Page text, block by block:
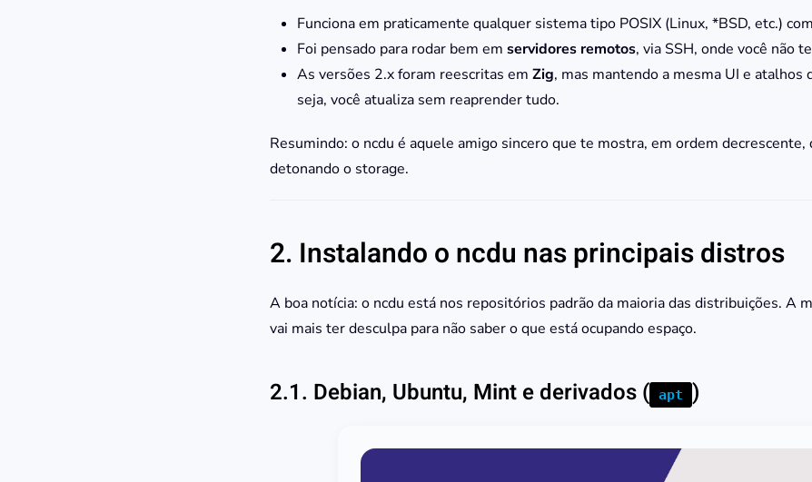
Funciona em praticamente qualquer sistema tipo POSIX (Linux, *BSD, etc.)
Foi pensado para rodar bem em servidores remotos, via SSH, onde você não
As versões 2.x foram reescritas em Zig, mas mantendo a mesma UI e atalhos
seja, você atualiza sem reaprender tudo.
Resumindo: o ncdu é aquele amigo sincero que te mostra, em ordem
detonando o storage.
2. Instalando o ncdu nas principais distros
A boa notícia: o ncdu está nos repositórios padrão da maioria das distribuições. A
vai mais ter desculpa para não saber o que está ocupando espaço.
2.1. Debian, Ubuntu, Mint e derivados ( apt )